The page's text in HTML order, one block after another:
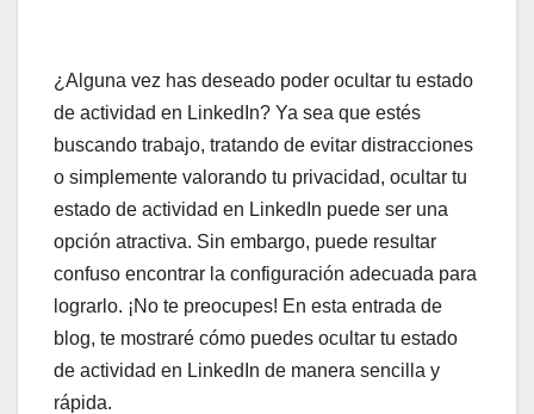
¿Alguna vez has deseado poder ocultar tu estado
de actividad en LinkedIn? Ya sea que estés
buscando trabajo, tratando de evitar distracciones
o simplemente valorando tu privacidad, ocultar tu
estado de actividad en LinkedIn puede ser una
opción atractiva. Sin embargo, puede resultar
confuso encontrar la configuración adecuada para
lograrlo. ¡No te preocupes! En esta entrada de
blog, te mostraré cómo puedes ocultar tu estado
de actividad en LinkedIn de manera sencilla y
rápida.